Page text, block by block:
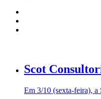
Scot
Em 3/10 (sexta-feira),